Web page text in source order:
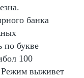
банка
по букве
100
Режим выживет